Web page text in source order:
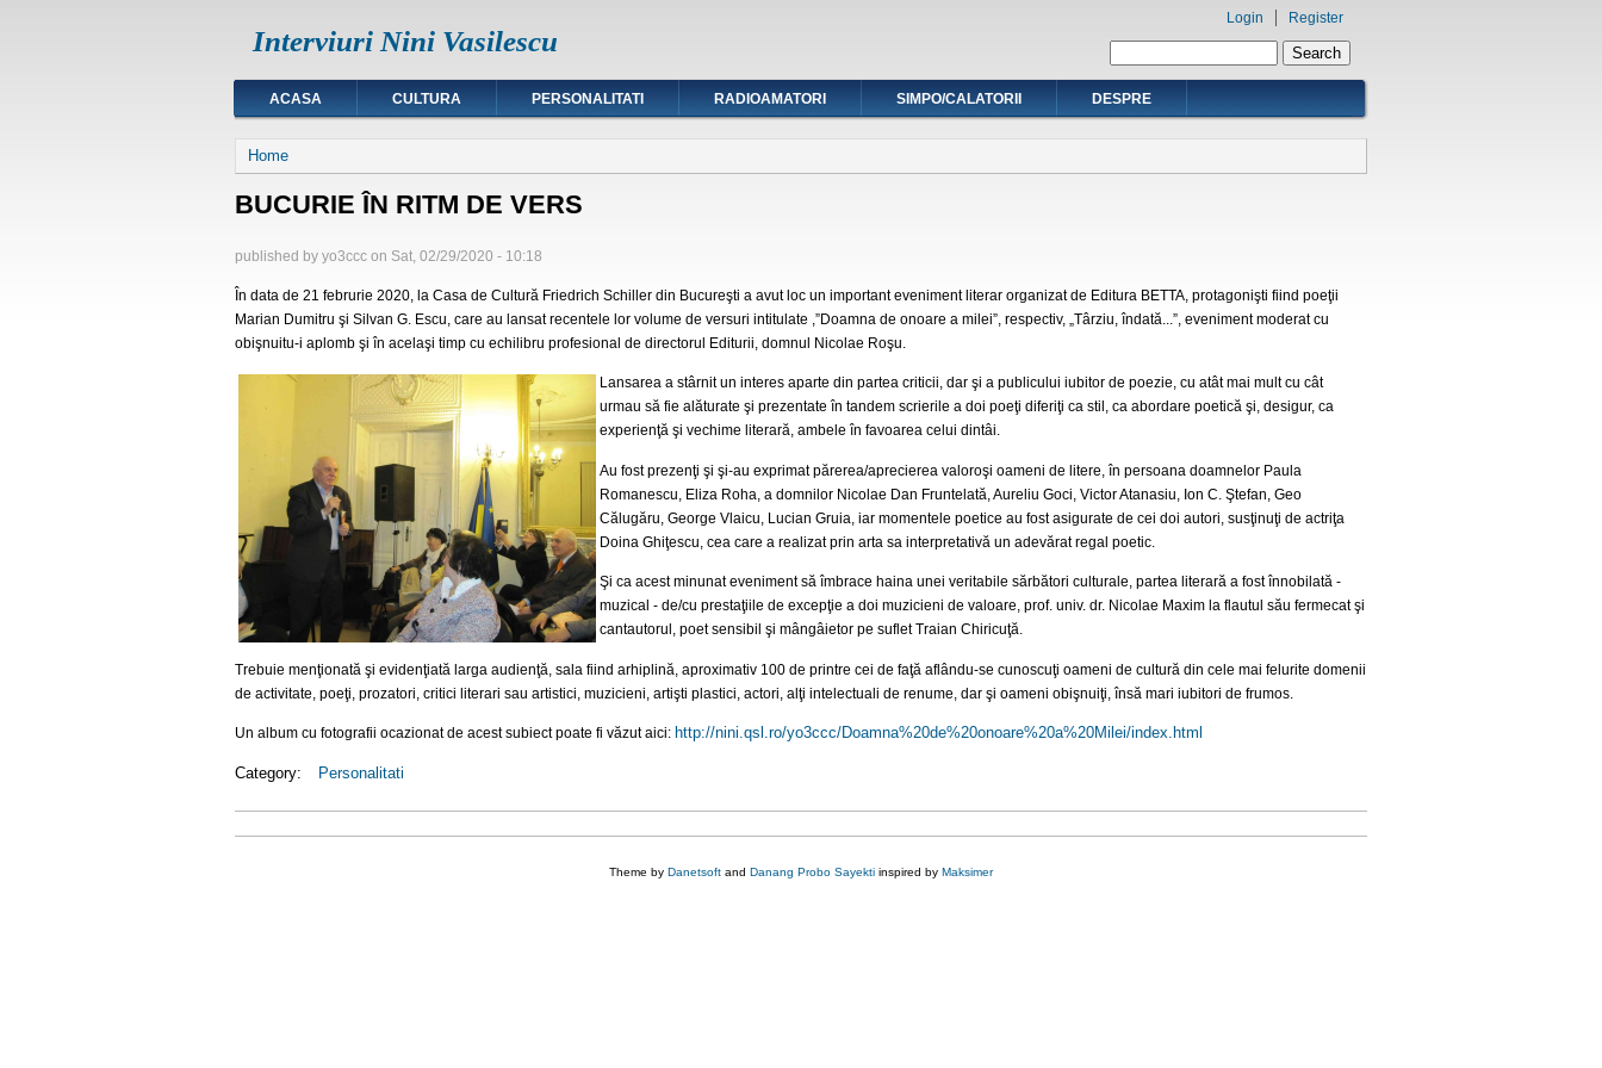
Interviuri Nini Vasilescu
Login Register
ACASA CULTURA PERSONALITATI RADIOAMATORI SIMPO/CALATORII DESPRE
You are here
Home
BUCURIE ÎN RITM DE VERS
published by yo3ccc on Sat, 02/29/2020 - 10:18
În data de 21 februrie 2020, la Casa de Cultură Friedrich Schiller din Bucureşti a avut loc un important eveniment literar organizat de Editura BETTA, protagonişti fiind poeţii
Marian Dumitru şi Silvan G. Escu, care au lansat recentele lor volume de versuri intitulate ,”Doamna de onoare a milei”, respectiv, „Târziu, îndată...”, eveniment moderat cu
obişnuitu-i aplomb şi în acelaşi timp cu echilibru profesional de directorul Editurii, domnul Nicolae Roşu.
Lansarea a stârnit un interes aparte din partea criticii, dar şi a publicului iubitor de poezie, cu atât mai mult cu cât
urmau să fie alăturate şi prezentate în tandem scrierile a doi poeţi diferiţi ca stil, ca abordare poetică şi, desigur, ca
experienţă şi vechime literară, ambele în favoarea celui dintâi.
Au fost prezenţi şi şi-au exprimat părerea/aprecierea valoroşi oameni de litere, în persoana doamnelor Paula
Romanescu, Eliza Roha, a domnilor Nicolae Dan Fruntelată, Aureliu Goci, Victor Atanasiu, Ion C. Ştefan, Geo
Călugăru, George Vlaicu, Lucian Gruia, iar momentele poetice au fost asigurate de cei doi autori, susţinuţi de actriţa
Doina Ghiţescu, cea care a realizat prin arta sa interpretativă un adevărat regal poetic.
Şi ca acest minunat eveniment să îmbrace haina unei veritabile sărbători culturale, partea literară a fost înnobilată -
muzical - de/cu prestaţiile de excepţie a doi muzicieni de valoare, prof. univ. dr. Nicolae Maxim la flautul său fermecat şi
cantautorul, poet sensibil şi mângâietor pe suflet Traian Chiricuţă.
Trebuie menţionată şi evidenţiată larga audienţă, sala fiind arhiplină, aproximativ 100 de printre cei de faţă aflându-se cunoscuţi oameni de cultură din cele mai felurite domenii
de activitate, poeţi, prozatori, critici literari sau artistici, muzicieni, artişti plastici, actori, alţi intelectuali de renume, dar şi oameni obişnuiţi, însă mari iubitori de frumos.
Un album cu fotografii ocazionat de acest subiect poate fi văzut aici: http://nini.qsl.ro/yo3ccc/Doamna%20de%20onoare%20a%20Milei/index.html
Category: Personalitati
Theme by Danetsoft and Danang Probo Sayekti inspired by Maksimer